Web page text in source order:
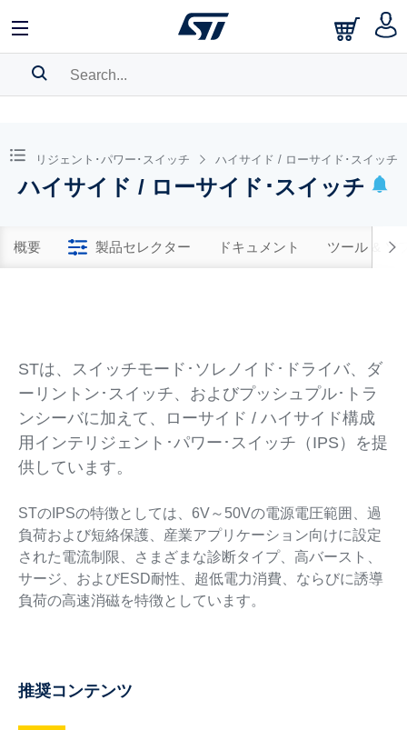
BOOKMARK
Pleaselog in to show your saved searches.
インテリジェント･パワー･スイッチ ハイサイド / ローサイド･スイッチ
ハイサイド / ローサイド･スイッチ
概要 製品セレクター ドキュメント ツール & ソ
STは、スイッチモード･ソレノイド･ドライバ、ダ
ーリントン･スイッチ、およびプッシュプル･トラ
ンシーバに加えて、ローサイド / ハイサイド構成
用インテリジェント･パワー･スイッチ（IPS）を提
供しています。
STのIPSの特徴としては、6V～50Vの電源電圧範囲、過
負荷および短絡保護、産業アプリケーション向けに設定
された電流制限、さまざまな診断タイプ、高バースト、
サージ、およびESD耐性、超低電力消費、ならびに誘導
負荷の高速消磁を特徴としています。
推奨コンテンツ